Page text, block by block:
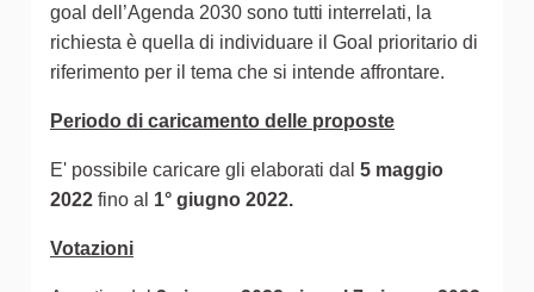
goal dell’Agenda 2030 sono tutti interrelati, la
richiesta è quella di individuare il Goal prioritario di
riferimento per il tema che si intende affrontare.
Periodo di caricamento delle proposte
E' possibile caricare gli elaborati dal 5 maggio
2022 fino al 1° giugno 2022.
Votazioni